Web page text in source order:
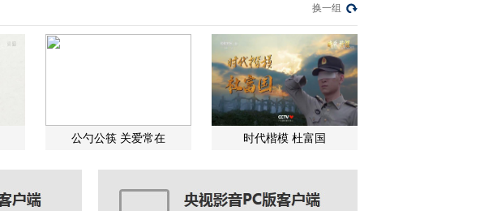
换一组
公勺公筷 关爱常在 时代楷模 杜富国